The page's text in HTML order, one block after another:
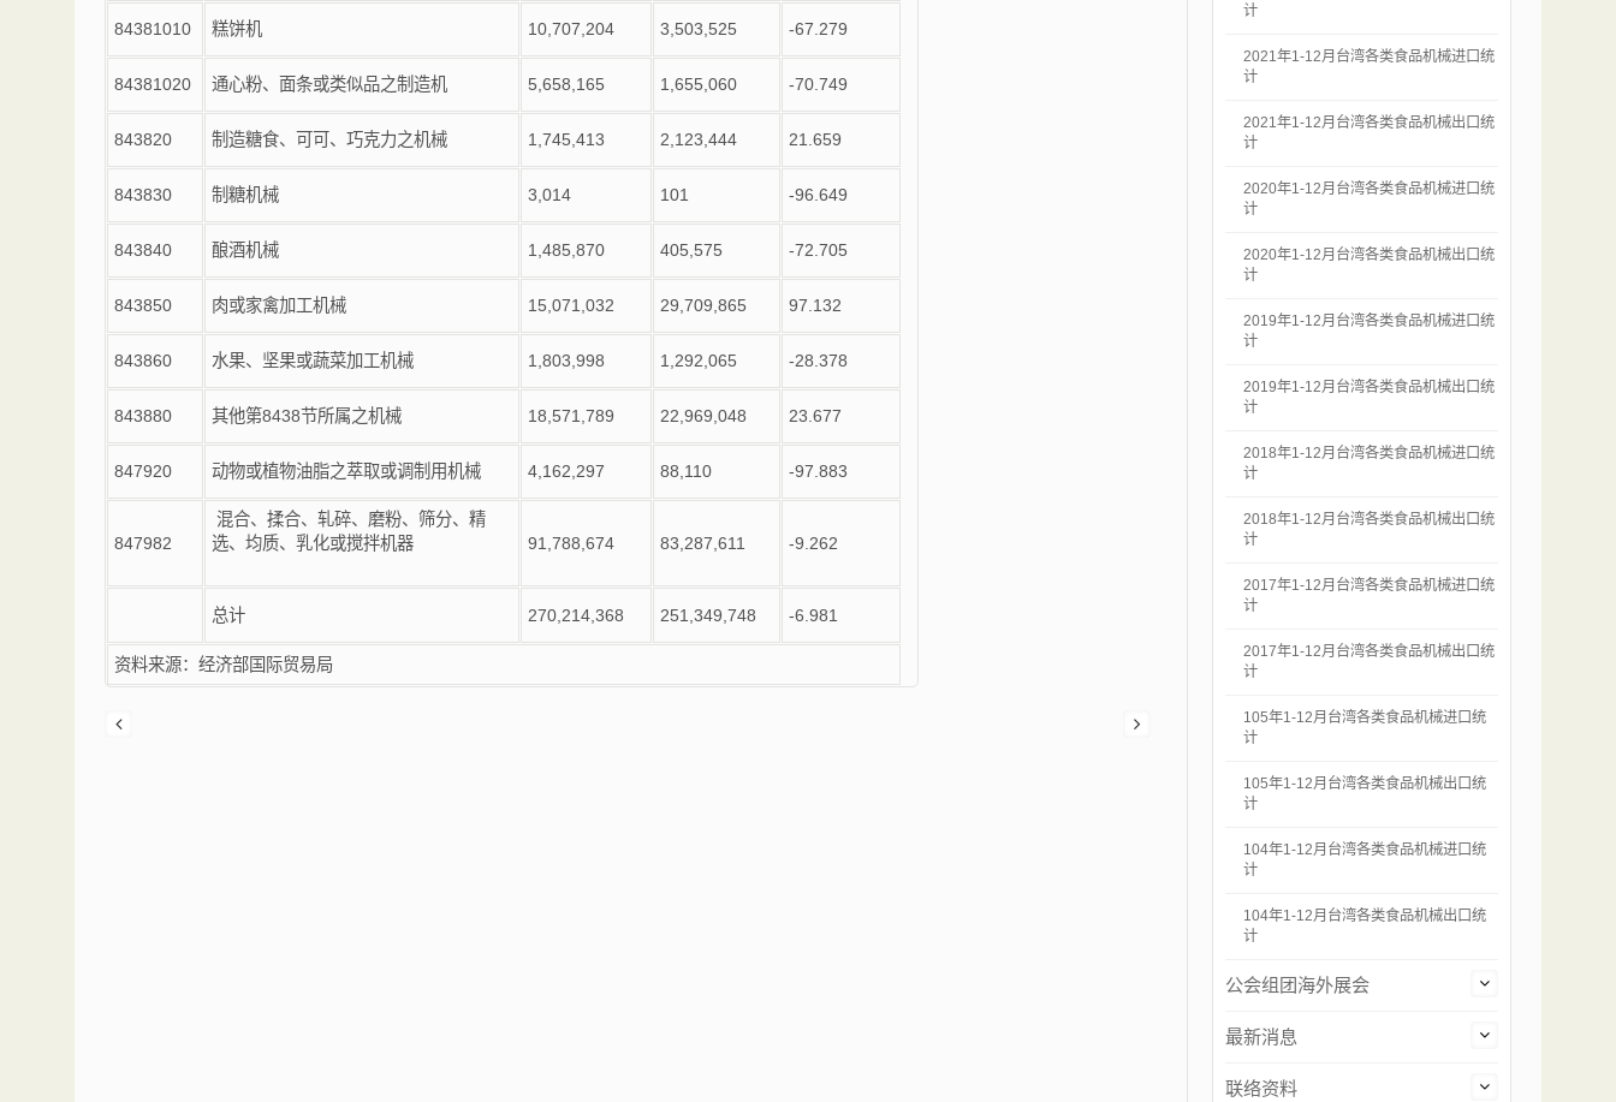
84381010 糕饼机 10,707,204 3,503,525 -67.279
84381020 通心粉、面条或类似品之制造机 5,658,165 1,655,060 -70.749
843820 制造糖食、可可、巧克力之机械 1,745,413 2,123,444 21.659
843830 制糖机械 3,014 101 -96.649
843840 酿酒机械 1,485,870 405,575 -72.705
843850 肉或家禽加工机械 15,071,032 29,709,865 97.132
843860 水果、坚果或蔬菜加工机械 1,803,998 1,292,065 -28.378
843880 其他第8438节所属之机械 18,571,789 22,969,048 23.677
847920 动物或植物油脂之萃取或调制用机械 4,162,297 88,110 -97.883
847982
混合、揉合、轧碎、磨粉、筛分、精
选、均质、乳化或搅拌机器
91,788,674 83,287,611 -9.262
总计 270,214,368 251,349,748 -6.981
资料来源：经济部国际贸易局
计
2021年1-12月台湾各类食品机械进口统
计
2021年1-12月台湾各类食品机械出口统
计
2020年1-12月台湾各类食品机械进口统
计
2020年1-12月台湾各类食品机械出口统
计
2019年1-12月台湾各类食品机械进口统
计
2019年1-12月台湾各类食品机械出口统
计
2018年1-12月台湾各类食品机械进口统
计
2018年1-12月台湾各类食品机械出口统
计
2017年1-12月台湾各类食品机械进口统
计
2017年1-12月台湾各类食品机械出口统
计
105年1-12月台湾各类食品机械进口统
计
105年1-12月台湾各类食品机械出口统
计
104年1-12月台湾各类食品机械进口统
计
104年1-12月台湾各类食品机械出口统
计
公会组团海外展会
最新消息
联络资料